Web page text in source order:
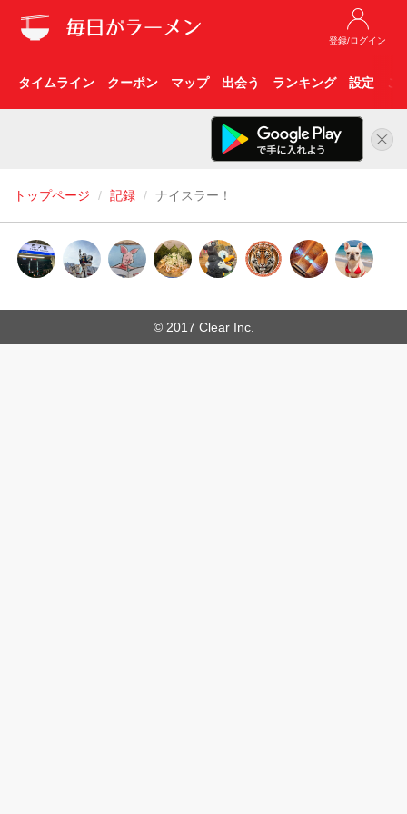
登録/ログイン
タイムライン クーポン マップ 出会う ランキング 設定 こ
トップページ 記録 ナイスラー！
© 2017 Clear Inc.